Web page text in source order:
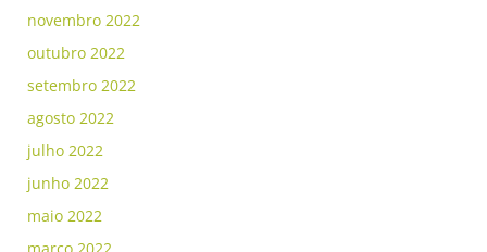
novembro 2022
outubro 2022
setembro 2022
agosto 2022
julho 2022
junho 2022
maio 2022